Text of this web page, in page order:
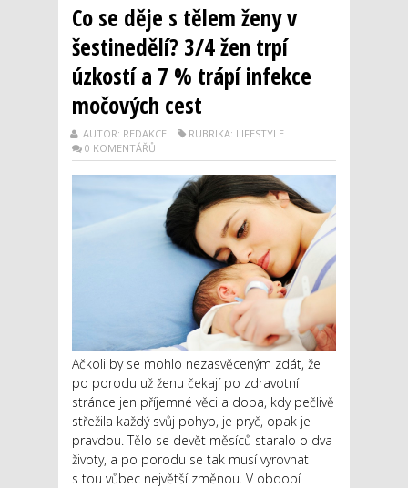
Co se děje s tělem ženy v
šestinedělí? 3/4 žen trpí
úzkostí a 7 % trápí infekce
močových cest
AUTOR: REDAKCE
RUBRIKA: LIFESTYLE
0 KOMENTÁŘŮ
Ačkoli by se mohlo nezasvěceným zdát, že
po porodu už ženu čekají po zdravotní
stránce jen příjemné věci a doba, kdy pečlivě
střežila každý svůj pohyb, je pryč, opak je
pravdou. Tělo se devět měsíců staralo o dva
životy, a po porodu se tak musí vyrovnat
s tou vůbec největší změnou. V období